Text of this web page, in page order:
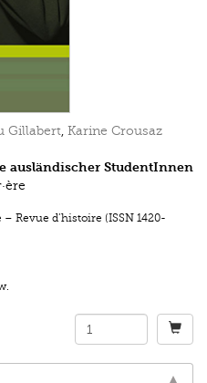
Gillabert, Karine Crousaz
ausländischer StudentInnen
Revue d’histoire (ISSN 1420-